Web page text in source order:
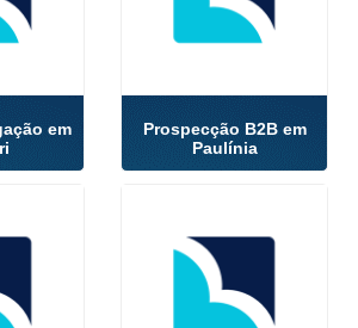
em
Prospecção B2B em
Paulínia